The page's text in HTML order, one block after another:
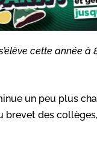
cette année à
un peu plus
brevet des